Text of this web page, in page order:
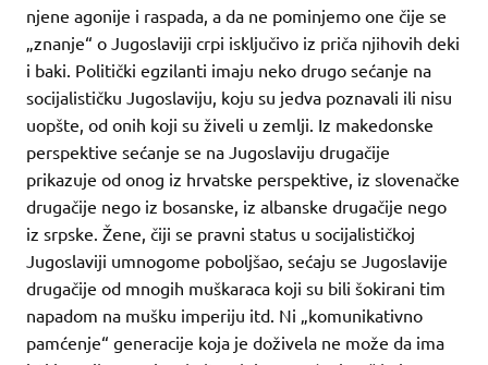
njene agonije i raspada, a da ne pominjemo one čije se
„znanje“ o Jugoslaviji crpi isključivo iz priča njihovih deki
i baki. Politički egzilanti imaju neko drugo sećanje na
socijalističku Jugoslaviju, koju su jedva poznavali ili nisu
uopšte, od onih koji su živeli u zemlji. Iz makedonske
perspektive sećanje se na Jugoslaviju drugačije
prikazuje od onog iz hrvatske perspektive, iz slovenačke
drugačije nego iz bosanske, iz albanske drugačije nego
iz srpske. Žene, čiji se pravni status u socijalističkoj
Jugoslaviji umnogome poboljšao, sećaju se Jugoslavije
drugačije od mnogih muškaraca koji su bili šokirani tim
napadom na mušku imperiju itd. Ni „komunikativno
pamćenje“ generacije koja je doživela ne može da ima